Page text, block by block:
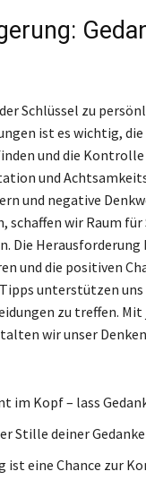
Schlüssel zu
ist es wichtig,
und die Kontrolle
und
und negative
schaffen wir Raum
Die
und die positiven
unterstützen uns
zu treffen.
wir unser
im Kopf – lass
Stille deiner
ist eine Chance zur